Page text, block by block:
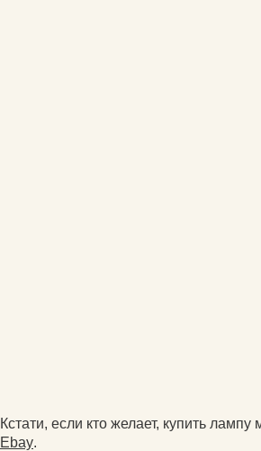
Кстати, если кто желает, купить
Ebay.